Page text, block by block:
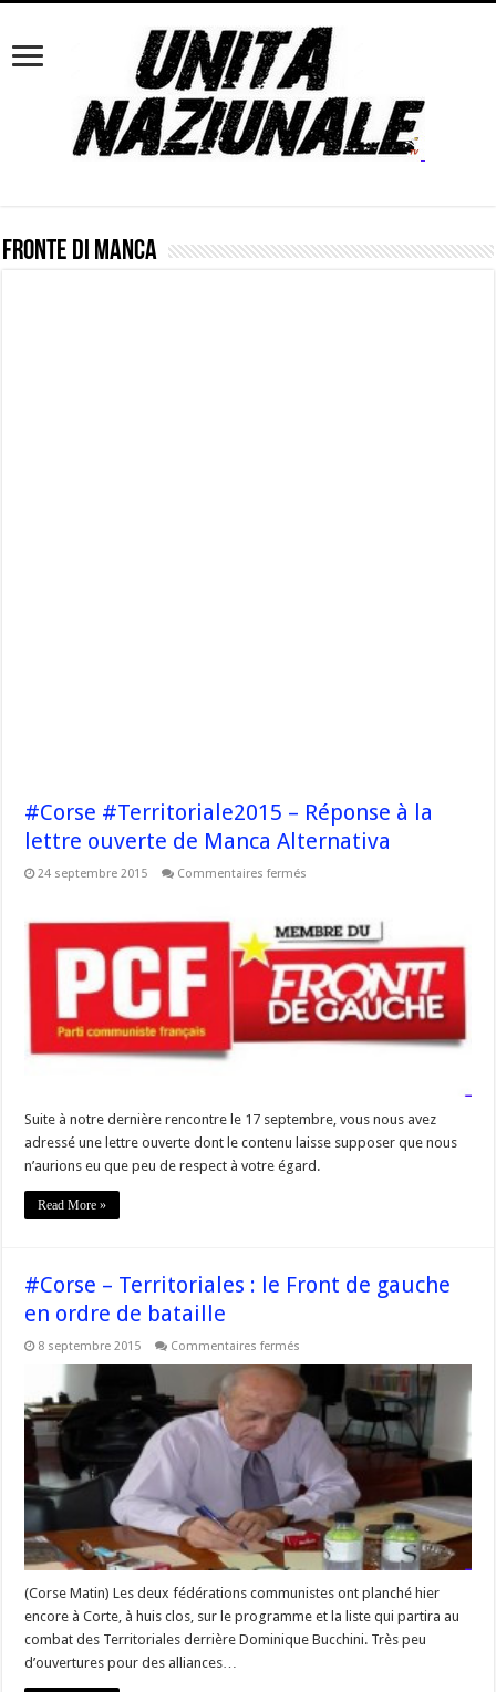
Fronte di Manca
#Corse #Territoriale2015 – Réponse à la
lettre ouverte de Manca Alternativa
24 septembre 2015 Commentaires fermés
Réponse
à
la
lettre
ouverte
de
Manca
Alternativa
Suite à notre dernière rencontre le 17 septembre, vous nous avez
adressé une lettre ouverte dont le contenu laisse supposer que nous
n’aurions eu que peu de respect à votre égard.
Read More »
#Corse – Territoriales : le Front de gauche
en ordre de bataille
8 septembre 2015 Commentaires fermés
Territoriales
:
le
Front
en
ordre
de
bataille
(Corse Matin) Les deux fédérations communistes ont planché hier
encore à Corte, à huis clos, sur le programme et la liste qui partira au
combat des Territoriales derrière Dominique Bucchini. Très peu
d’ouvertures pour des alliances…